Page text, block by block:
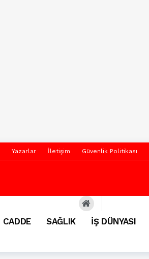
Yazarlar İletişim Güvenlik Politikası
CADDE SAĞLIK İŞ DÜNYASI